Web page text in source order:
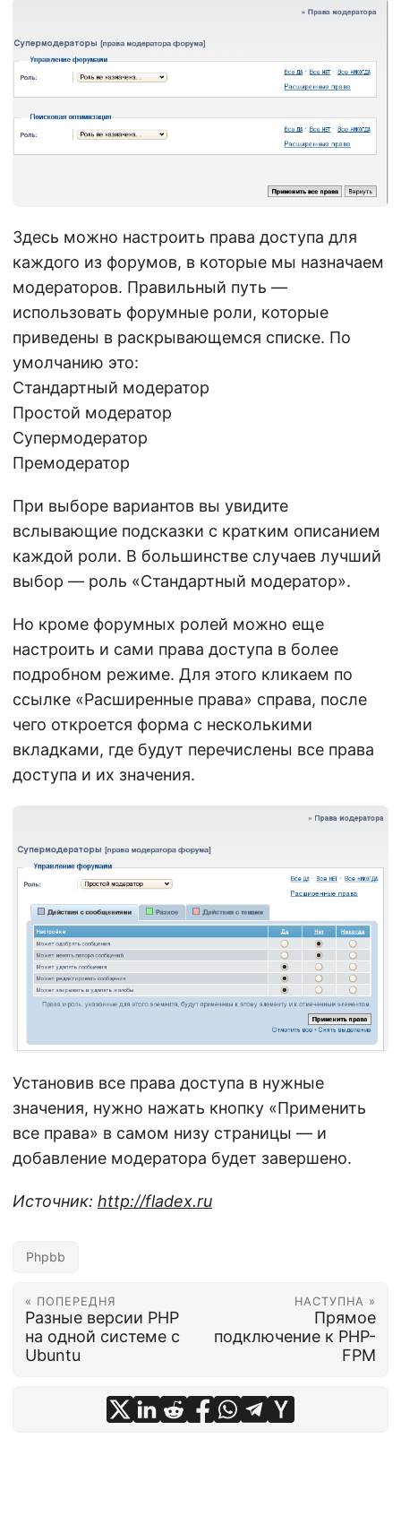
Здесь можно настроить права доступа для
каждого из форумов, в которые мы назначаем
модераторов. Правильный путь —
использовать форумные роли, которые
приведены в раскрывающемся списке. По
умолчанию это:
Стандартный модератор
Простой модератор
Супермодератор
Премодератор
При выборе вариантов вы увидите
вслывающие подсказки с кратким описанием
каждой роли. В большинстве случаев лучший
выбор — роль «Стандартный модератор».
Но кроме форумных ролей можно еще
настроить и сами права доступа в более
подробном режиме. Для этого кликаем по
ссылке «Расширенные права» справа, после
чего откроется форма с несколькими
вкладками, где будут перечислены все права
доступа и их значения.
Установив все права доступа в нужные
значения, нужно нажать кнопку «Применить
все права» в самом низу страницы — и
добавление модератора будет завершено.
Источник: http://fladex.ru
Phpbb
« ПОПЕРЕДНЯ
Разные версии PHP
на одной системе с
Ubuntu
НАСТУПНА »
Прямое
подключение к PHP-
FPM